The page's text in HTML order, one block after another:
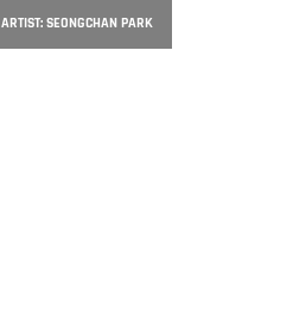
ARTIST: SEONGCHAN PARK